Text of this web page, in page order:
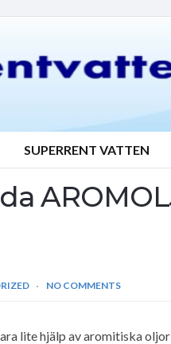
SUPERRENT VATTEN
NO COMMENTS
lite hjälp av aromitiska